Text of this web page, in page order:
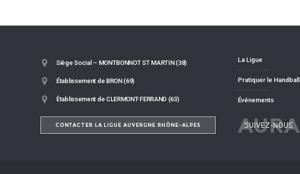
Siège Social – MONTBONNOT ST MARTIN (38)
Établissement de BRON (69)
Établissement de CLERMONT-FERRAND (63)
CONTACTER LA LIGUE AUVERGNE RHÔNE-ALPES
La Ligue
Pratiquer le Handball
Événements
AURA
SUIVEZ-NOUS